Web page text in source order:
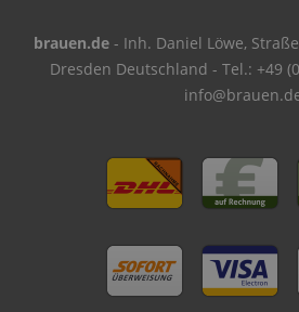
brauen.de- Inh. Daniel Löwe,
Dresden Deutschland - Tel.: +49